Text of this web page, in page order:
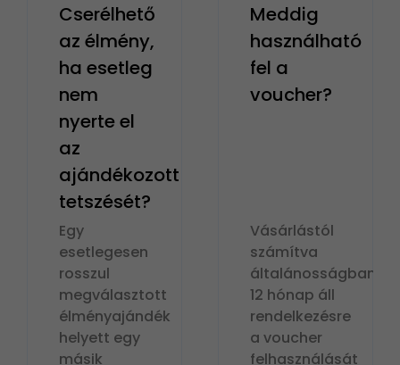
Cserélhető
az élmény,
ha esetleg
nem
nyerte el
az
ajándékozott
tetszését?
Egy
esetlegesen
rosszul
megválasztott
élményajándék
helyett egy
másik
Meddig
használható
fel a
voucher?
Vásárlástól
számítva
általánosságban
12 hónap áll
rendelkezésre
a voucher
felhasználását